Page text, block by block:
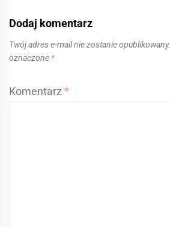
Dodaj komentarz
Twój adres e-mail nie zostanie opublikowany.
oznaczone *
Komentarz *